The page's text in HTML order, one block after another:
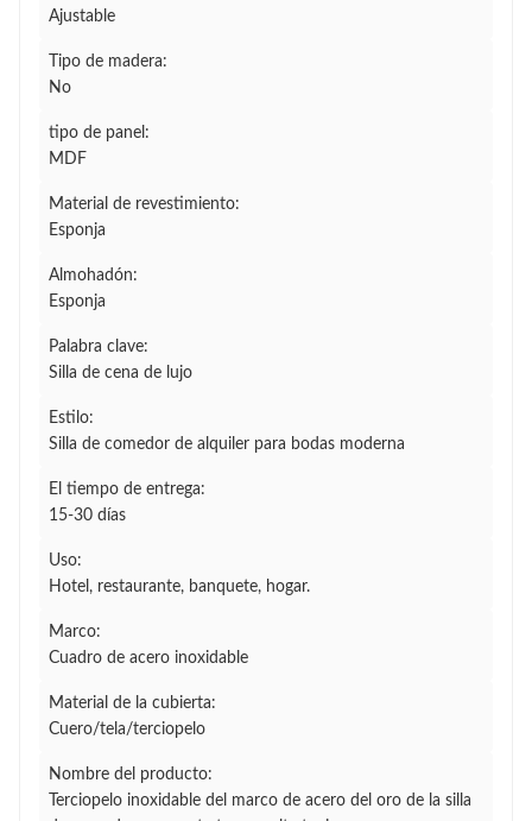
Ajustable
Tipo de madera:
No
tipo de panel:
MDF
Material de revestimiento:
Esponja
Almohadón:
Esponja
Palabra clave:
Silla de cena de lujo
Estilo:
Silla de comedor de alquiler para bodas moderna
El tiempo de entrega:
15-30 días
Uso:
Hotel, restaurante, banquete, hogar.
Marco:
Cuadro de acero inoxidable
Material de la cubierta:
Cuero/tela/terciopelo
Nombre del producto:
Terciopelo inoxidable del marco de acero del oro de la silla